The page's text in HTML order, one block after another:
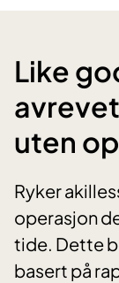
Like
uten
Ryker
operasjon
tide. Dette
basert på